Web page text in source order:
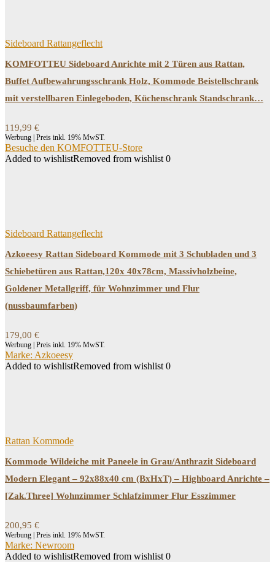
Sideboard Rattangeflecht
KOMFOTTEU Sideboard Anrichte mit 2 Türen aus Rattan,
Buffet Aufbewahrungsschrank Holz, Kommode Beistellschrank
mit verstellbaren Einlegeboden, Küchenschrank Standschrank…
119,99 €
Werbung | Preis inkl. 19% MwST.
Besuche den KOMFOTTEU-Store
Added to wishlistRemoved from wishlist 0
Sideboard Rattangeflecht
Azkoeesy Rattan Sideboard Kommode mit 3 Schubladen und 3
Schiebetüren aus Rattan,120x 40x78cm, Massivholzbeine,
Goldener Metallgriff, für Wohnzimmer und Flur
(nussbaumfarben)
179,00 €
Werbung | Preis inkl. 19% MwST.
Marke: Azkoeesy
Added to wishlistRemoved from wishlist 0
Rattan Kommode
Kommode Wildeiche mit Paneele in Grau/Anthrazit Sideboard
Modern Elegant – 92x88x40 cm (BxHxT) – Highboard Anrichte –
[Zak.Three] Wohnzimmer Schlafzimmer Flur Esszimmer
200,95 €
Werbung | Preis inkl. 19% MwST.
Marke: Newroom
Added to wishlistRemoved from wishlist 0